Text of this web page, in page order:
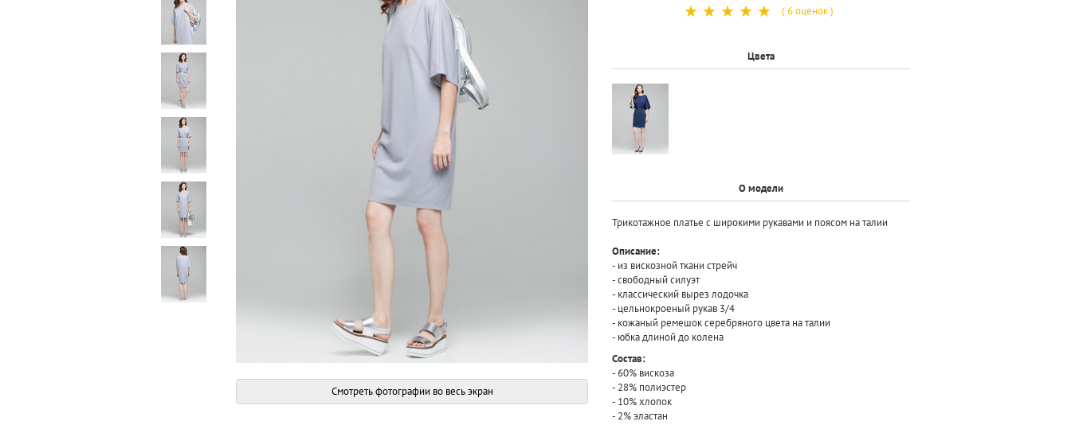
Смотреть фотографии во весь экран
☆
☆
☆
☆
☆ ( 6 оценок )
Цвета
О модели
Трикотажное платье с широкими рукавами и поясом на талии
Описание:
- из вискозной ткани стрейч
- свободный силуэт
- классический вырез лодочка
- цельнокроеный рукав 3/4
- кожаный ремешок серебряного цвета на талии
- юбка длиной до колена
Состав:
- 60% вискоза
- 28% полиэстер
- 10% хлопок
- 2% эластан